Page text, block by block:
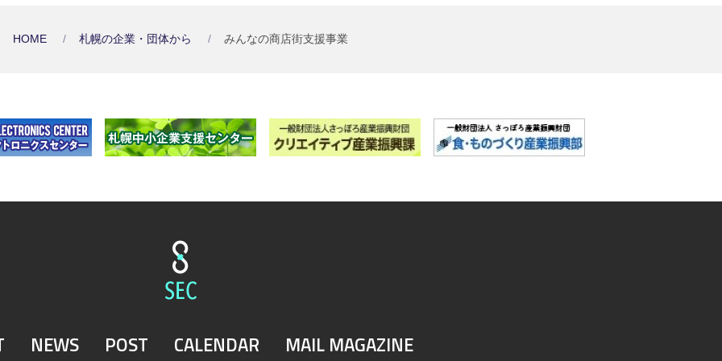
HOME 札幌の企業・団体から みんなの商店街支援事業
NEWS POST CALENDAR MAIL MAGAZINE